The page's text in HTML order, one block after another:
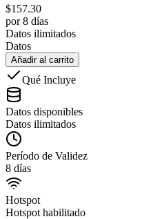
$157.30
por 8 días
Datos ilimitados
Datos
Añadir al carrito
Qué Incluye
Datos disponibles
Datos ilimitados
Período de Validez
8 días
Hotspot
Hotspot habilitado